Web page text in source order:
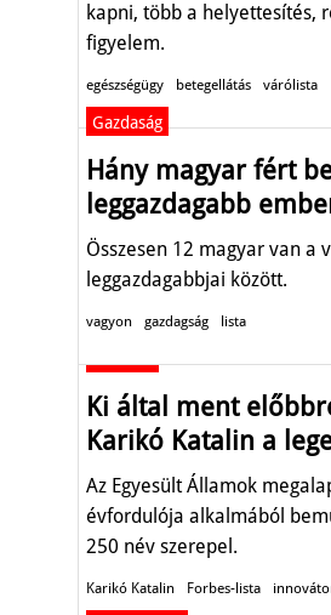
kapni, több a helyettesítés,
figyelem.
egészségügy betegellátás várólista
Gazdaság
Hány magyar fért
leggazdagabb
Összesen 12 magyar van a
leggazdagabbjai között.
vagyon gazdagság lista
Ki által ment
Karikó Katalin a
Az Egyesült Államok
évfordulója alkalmából
250 név szerepel.
Karikó Katalin Forbes-lista